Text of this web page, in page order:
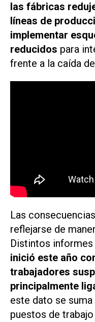
las fábricas
líneas de
implementar
reducidos para
frente a la caída
Las
reflejarse de
Distintos
inició este año
trabajadores
principalmente
este dato se
puestos de